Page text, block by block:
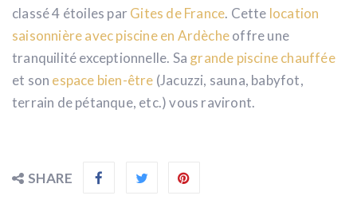
classé 4 étoiles par Gites de France. Cette location
saisonnière avec piscine en Ardècheoffre une
tranquilité exceptionnelle. Sa grande piscine chauffée
et son espace bien-être (Jacuzzi, sauna, babyfot,
terrain de pétanque, etc.) vous raviront.
SHARE